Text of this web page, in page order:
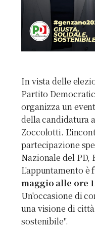
In vista delle
Partito
organizza un
della candidatura
Zoccolotti.
partecipazione
Nazionale del PD,
L'appuntamento è
maggio alle ore
Un'occasione di
una visione di
sostenibile".